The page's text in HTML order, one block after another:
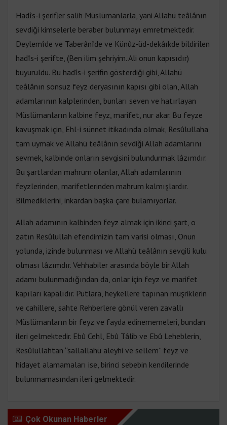
Hadîs-i şerifler salih Müslümanlarla, yani Allahü teâlânın
sevdiği kimselerle beraber bulunmayı emretmektedir.
Deylemîde ve Taberânîde ve Künûz-üd-dekâıkde bildirilen
hadîs-i şerifte, (Ben ilim şehriyim. Ali onun kapısıdır)
buyuruldu. Bu hadîs-i şerifin gösterdiği gibi, Allahü
teâlânın sonsuz feyz deryasının kapısı gibi olan, Allah
adamlarının kalplerinden, bunları seven ve hatırlayan
Müslümanların kalbine feyz, marifet, nur akar. Bu feyze
kavuşmak için, Ehl-i sünnet itikadında olmak, Resûlullaha
tam uymak ve Allahü teâlânın sevdiği Allah adamlarını
sevmek, kalbinde onların sevgisini bulundurmak lâzımdır.
Bu şartlardan mahrum olanlar, Allah adamlarının
feyzlerinden, marifetlerinden mahrum kalmışlardır.
Bilmediklerini, inkardan başka çare bulamıyorlar.
Allah adamının kalbinden feyz almak için ikinci şart, o
zatın Resûlullah efendimizin tam varisi olması, Onun
yolunda, izinde bulunması ve Allahü teâlânın sevgili kulu
olması lâzımdır. Vehhabiler arasında böyle bir Allah
adamı bulunmadığından da, onlar için feyz ve marifet
kapıları kapalıdır. Putlara, heykellere tapınan müşriklerin
ve cahillere, sahte Rehberlere gönül veren zavallı
Müslümanların bir feyz ve fayda edinememeleri, bundan
ileri gelmektedir. Ebû Cehl, Ebû Tâlib ve Ebû Leheblerin,
Resûlullahtan “sallallahü aleyhi ve sellem” feyz ve
hidayet alamamaları ise, birinci sebebin kendilerinde
bulunmamasından ileri gelmektedir.
Çok Okunan Haberler